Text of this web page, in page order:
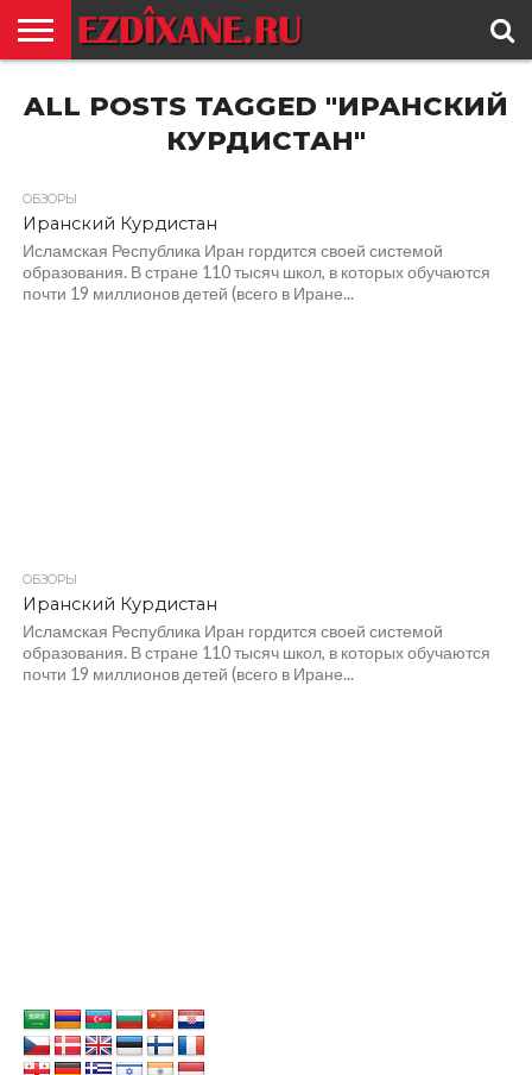
ЕЗИДИЗМ
НОВОСТИ
ИСТОРИЯ
КУЛЬТУРА
КОНТАКТ
ALL POSTS TAGGED "ИРАНСКИЙ
КУРДИСТАН"
ОБЗОРЫ
Иранский Курдистан
Исламская Республика Иран гордится своей системой
образования. В стране 110 тысяч школ, в которых обучаются
почти 19 миллионов детей (всего в Иране...
ОБЗОРЫ
Иранский Курдистан
Исламская Республика Иран гордится своей системой
образования. В стране 110 тысяч школ, в которых обучаются
почти 19 миллионов детей (всего в Иране...